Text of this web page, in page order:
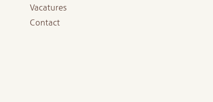
Vacatures
Contact